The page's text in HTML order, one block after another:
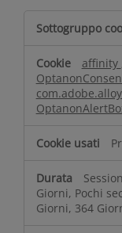
affinity
Giorni, Pochi
Giorni, 364